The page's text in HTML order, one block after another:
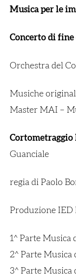
Musica per le
Concerto di
Orchestra del
Musiche
Master MAI –
Cortometraggio
Guanciale
regia di Paolo
Produzione IED
1^ Parte Musica
2^ Parte
3^ Parte Musica